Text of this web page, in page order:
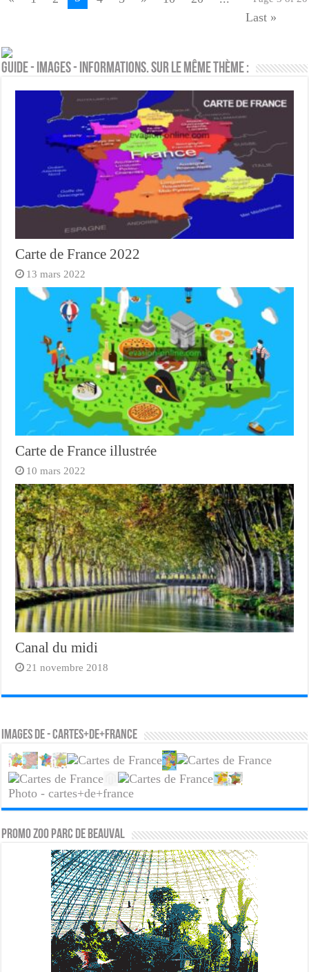
Last »
Guide - Images - Informations. Sur le même thème :
Carte de France 2022
13 mars 2022
Carte de France illustrée
10 mars 2022
Canal du midi
21 novembre 2018
Images de - cartes+de+france
Photo - cartes+de+france
PROMO ZOO PARC DE BEAUVAL